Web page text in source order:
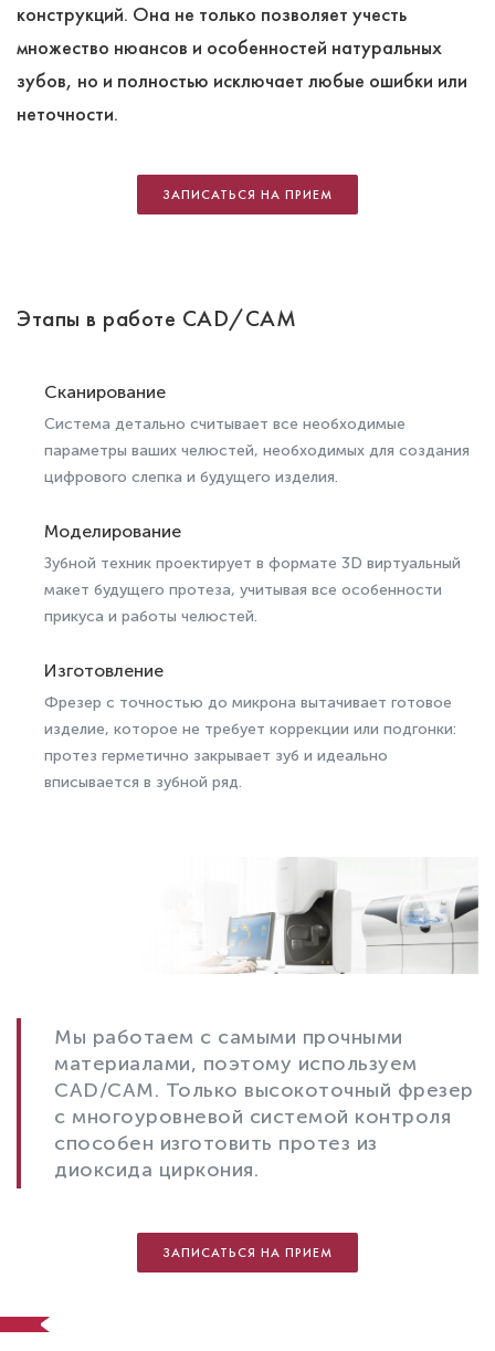
конструкций. Она не только позволяет учесть
множество нюансов и особенностей натуральных
зубов, но и полностью исключает любые ошибки или
неточности.
ЗАПИСАТЬСЯ НА ПРИЕМ
Этапы в работе CAD/CAM
Сканирование
Система детально считывает все необходимые
параметры ваших челюстей, необходимых для создания
цифрового слепка и будущего изделия.
Моделирование
Зубной техник проектирует в формате 3D виртуальный
макет будущего протеза, учитывая все особенности
прикуса и работы челюстей.
Изготовление
Фрезер с точностью до микрона вытачивает готовое
изделие, которое не требует коррекции или подгонки:
протез герметично закрывает зуб и идеально
вписывается в зубной ряд.
Мы работаем с самыми прочными
материалами, поэтому используем
CAD/CAM. Только высокоточный фрезер
с многоуровневой системой контроля
способен изготовить протез из
диоксида циркония.
ЗАПИСАТЬСЯ НА ПРИЕМ